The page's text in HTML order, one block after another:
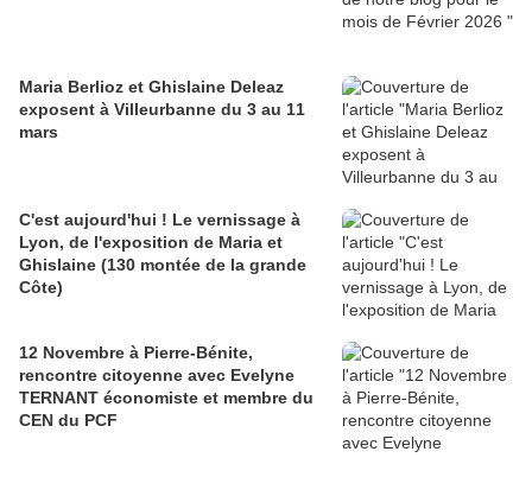
Maria Berlioz et Ghislaine Deleaz
exposent à Villeurbanne du 3 au 11
mars
C'est aujourd'hui ! Le vernissage à
Lyon, de l'exposition de Maria et
Ghislaine (130 montée de la grande
Côte)
12 Novembre à Pierre-Bénite,
rencontre citoyenne avec Evelyne
TERNANT économiste et membre du
CEN du PCF